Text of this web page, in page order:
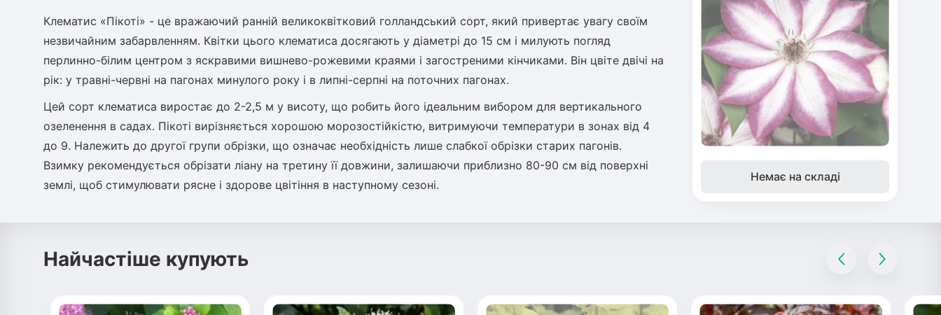
Клематис «Пікоті» - це вражаючий ранній великоквітковий голландський сорт, який привертає увагу своїм
незвичайним забарвленням. Квітки цього клематиса досягають у діаметрі до 15 см і милують погляд
перлинно-білим центром з яскравими вишнево-рожевими краями і загостреними кінчиками. Він цвіте двічі на
рік: у травні-червні на пагонах минулого року і в липні-серпні на поточних пагонах.
Цей сорт клематиса виростає до 2-2,5 м у висоту, що робить його ідеальним вибором для вертикального
озеленення в садах. Пікоті вирізняється хорошою морозостійкістю, витримуючи температури в зонах від 4
до 9. Належить до другої групи обрізки, що означає необхідність лише слабкої обрізки старих пагонів.
Взимку рекомендується обрізати ліану на третину її довжини, залишаючи приблизно 80-90 см від поверхні
землі, щоб стимулювати рясне і здорове цвітіння в наступному сезоні.
Немає на складі
Найчастіше купують